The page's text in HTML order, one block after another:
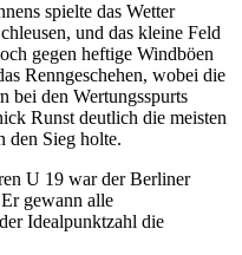
spielte das Wetter
und das kleine Feld
gegen heftige Windböen
Renngeschehen, wobei die
bei den Wertungsspurts
Runst deutlich die meisten
den Sieg holte.
U 19 war der Berliner
gewann alle
Idealpunktzahl die